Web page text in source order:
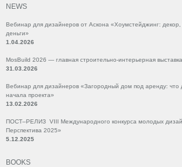
NEWS
Вебинар для дизайнеров от Аскона «Хоумстейджинг:
деньги»
1.04.2026
MosBuild 2026 — главная строительно-интерьерная
31.03.2026
Вебинар для дизайнеров «Загородный дом под аренду: что
начала проекта»
13.02.2026
ПОСТ–РЕЛИЗ VIII Международного конкурса молодых
Перспектива 2025»
5.12.2025
BOOKS